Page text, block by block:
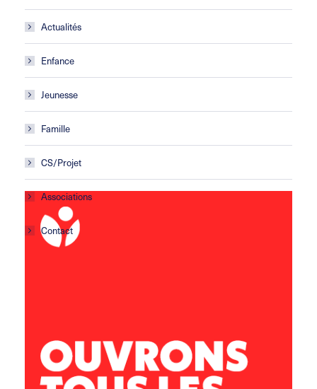
Actualités
Enfance
Jeunesse
Famille
CS/Projet
Associations
Contact
brest.horizons@leolagrange.org